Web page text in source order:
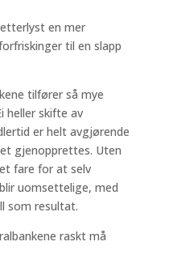
en mer
til en slapp
tilfører så mye
heller skifte av
er helt avgjørende
gjenopprettes. Uten
fare for at selv
uomsettelige, med
som resultat.
raskt må